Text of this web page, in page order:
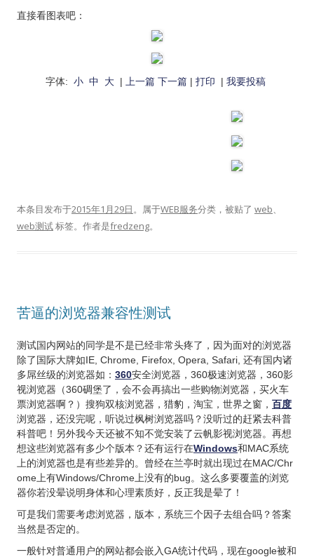
直接看图表吧：
字体: 小 中 大 | 上一篇 下一篇 | 打印 | 我要投稿
本条目发布于2015年1月29日。属于WEB服务分类，被贴了 web、
web测试标签。 作者是fredzeng。
苦逼的浏览器兼容性测试
测试国内网站的同学是不是已经非常头疼了，因为面对的浏览器
除了国际大牌如IE, Chrome, Firefox, Opera, Safari, 还有国内诸
多屌丝级的浏览器如： 360安全浏览器，360极速浏览器，360影
视浏览器（360碉堡了，会不会再搞出一些购物浏览器，买火车
票浏览器啊？）搜狗双核浏览器，猎豹，淘宝，世界之窗， 百度
浏览器，还没完呢，听说过枫树浏览器吗？没听过的赶紧去科普
科普吧！另外我今天还被不知不觉安装了云帆影视浏览器。再想
想这些浏览器有多少个版本？还有运行在Windows和MAC系统
上的浏览器也是有些差异的。曾经在兰亭时就出现过在MAC/Chr
ome上有Windows/Chrome上没有的bug。这么多要覆盖的浏览
器你若没晕说明身体和心理素质好，反正我是晕了！
可是我们需要考虑浏览器，版本，系统三个因子去组合吗？答案
当然是否定的。
一般针对普通用户的网站都会嵌入GA统计代码，现在google被和